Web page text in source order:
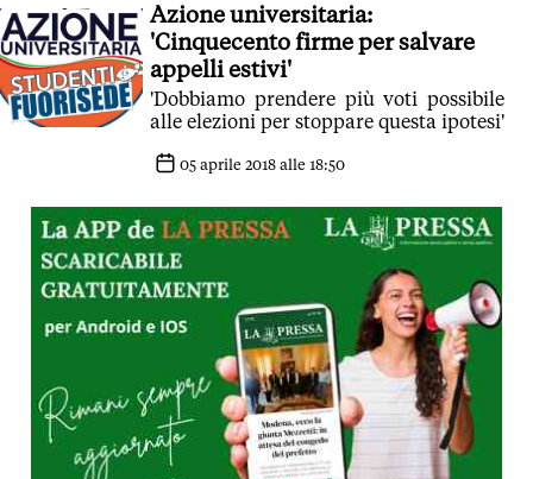
Azione universitaria:
'Cinquecento firme per salvare
appelli estivi'
'Dobbiamo prendere più voti possibile
alle elezioni per stoppare questa ipotesi'
05 aprile 2018 alle 18:50